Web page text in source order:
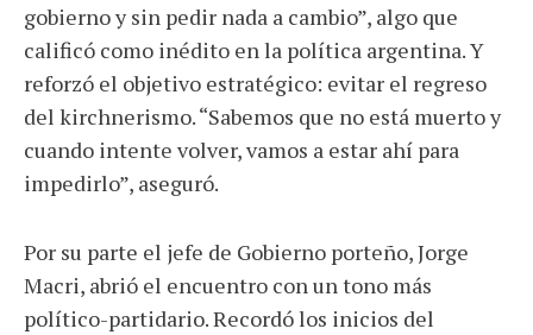
gobierno y sin pedir nada a cambio”, algo que
calificó como inédito en la política argentina. Y
reforzó el objetivo estratégico: evitar el regreso
del kirchnerismo. “Sabemos que no está muerto y
cuando intente volver, vamos a estar ahí para
impedirlo”, aseguró.
Por su parte el jefe de Gobierno porteño, Jorge
Macri, abrió el encuentro con un tono más
político-partidario. Recordó los inicios del